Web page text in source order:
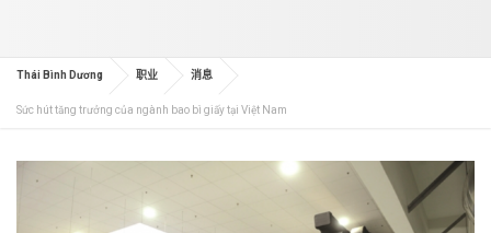
Thái Bình Dương 职业 消息
Sức hút tăng trưởng của ngành bao bì giấy tại Việt Nam